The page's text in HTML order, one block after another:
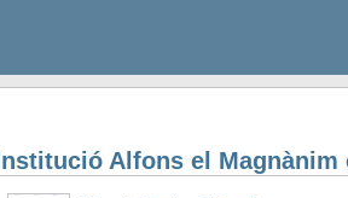
Alfons el Magnànim